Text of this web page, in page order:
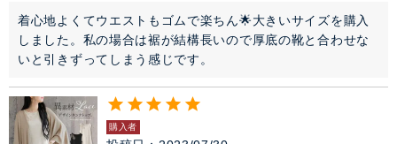
着心地よくてウエストもゴムで楽ちん🌟大きいサイズを購入
しました。私の場合は裾が結構長いので厚底の靴と合わせな
いと引きずってしまう感じです。
購入者